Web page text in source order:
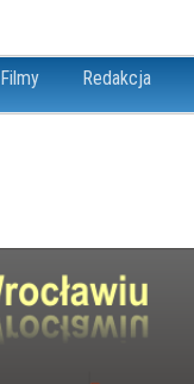
Filmy Redakcja